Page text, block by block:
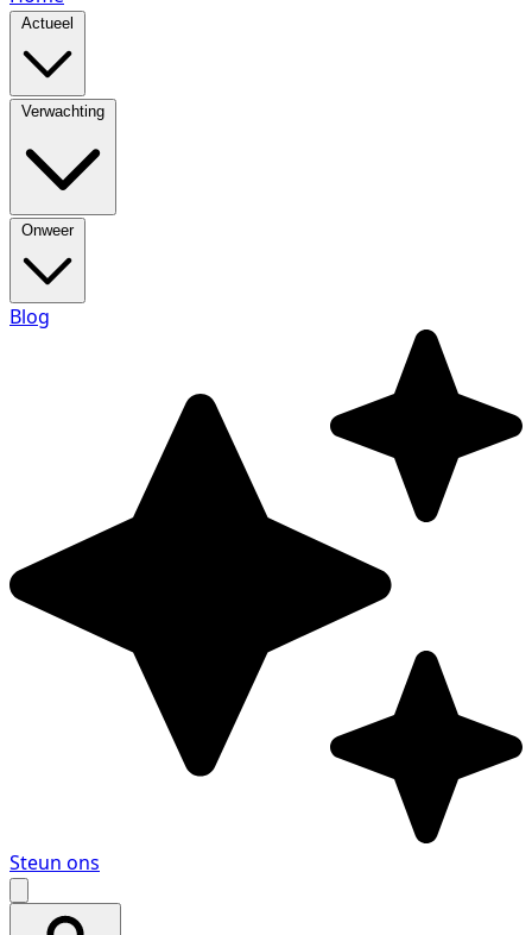
Actueel
Verwachting
Onweer
Blog
Steun ons